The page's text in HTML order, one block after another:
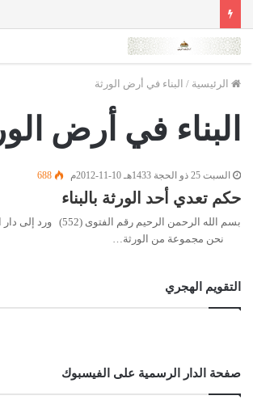
الرئيسية / البناء في أرض الورثة
البناء في أرض
السبت 25 ذو الحجة 1433هـ 10-11-2012م 688
حكم تعدي أحد الورثة بالبناء
بسم الله الرحمن الرحيم رقم
نحن مجموعة من الورثة…
التقويم الهجري
صفحة الدار الرسمية على الفيسبوك